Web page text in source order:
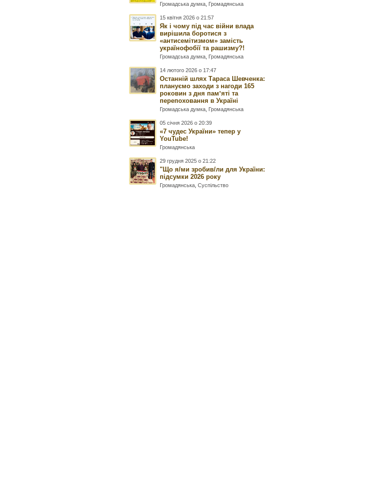
Громадська думка Громадянська
15 квітня 2026 о 21:57
Як і чому під час війни влада
вирішила боротися з
«антисемітизмом» замість
українофобії та рашизму?!
Громадська думка Громадянська
14 лютого 2026 о 17:47
Останній шлях Тараса Шевченка:
плануємо заходи з нагоди 165
роковин з дня памʼяті та
перепоховання в Україні
Громадська думка Громадянська
05 січня 2026 о 20:39
«7 чудес України» тепер у
YouTube!
Громадянська
29 грудня 2025 о 21:22
"Що я/ми зробив/ли для України:
підсумки 2026 року
Громадянська ,Суспільство